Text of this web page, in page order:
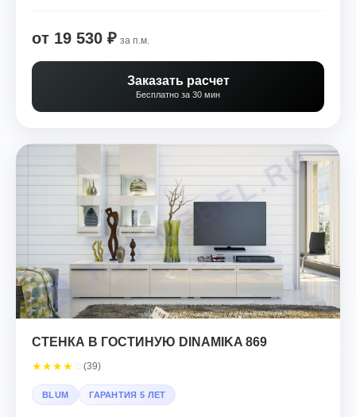
от 19 530 ₽ за п.м.
Заказать расчет
Бесплатно за 30 мин
СТЕНКА В ГОСТИНУЮ DINAMIKA 869
★★★★ (39)
BLUM ГАРАНТИЯ 5 ЛЕТ